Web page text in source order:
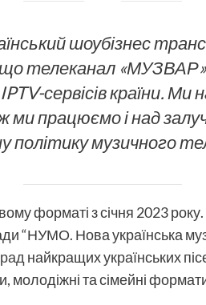
шоубізнес
телеканал «МУЗВАР»
сервісів країни.
працюємо і над
музичного
форматі з січня 2023
“НУМО. Нова українська
найкращих українських
молодіжні та сімейні